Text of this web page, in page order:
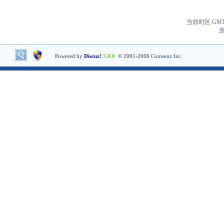
当前时区
Powered by Discuz! 5.0.0 © 2001-2006 Comsenz Inc.